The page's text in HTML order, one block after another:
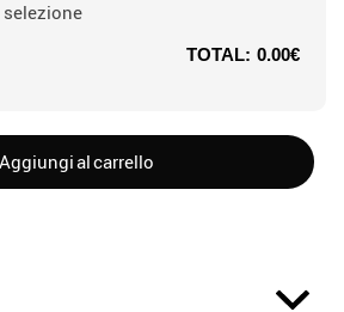
TOTAL: 0.00€
Aggiungi al carrello